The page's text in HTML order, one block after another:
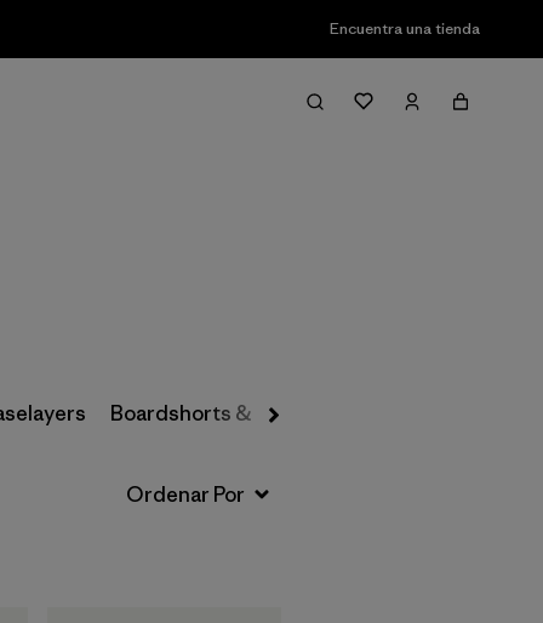
Encuentra una tienda
Filter & Sort
Boardshorts & Rashguards